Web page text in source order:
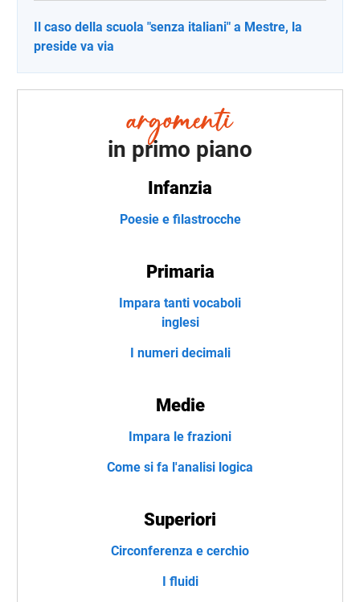
Il caso della scuola "senza italiani" a Mestre, la
preside va via
in primo piano
Infanzia
Poesie e filastrocche
Primaria
Impara tanti vocaboli
inglesi
I numeri decimali
Medie
Impara le frazioni
Come si fa l'analisi logica
Superiori
Circonferenza e cerchio
I fluidi